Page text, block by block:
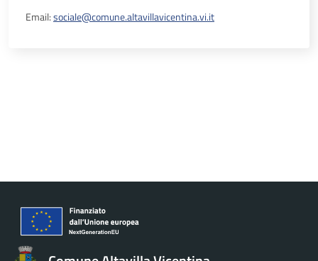
Email:sociale@comune.altavillavicentina.vi.it